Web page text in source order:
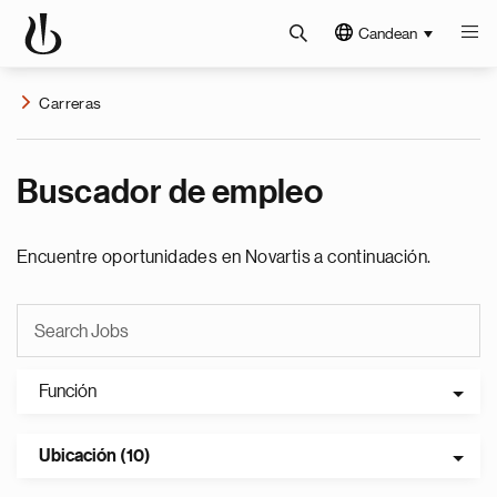
Candean
Carreras
Buscador de empleo
Encuentre oportunidades en Novartis a continuación.
Función
Ubicación (10)